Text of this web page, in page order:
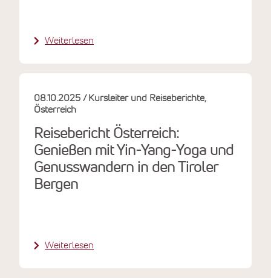
Weiterlesen
Reisebericht Österreich:
Genießen mit Yin-Yang-Yoga und
Genusswandern in den Tiroler
Bergen
08.10.2025
Kursleiter und Reiseberichte
Österreich
Weiterlesen